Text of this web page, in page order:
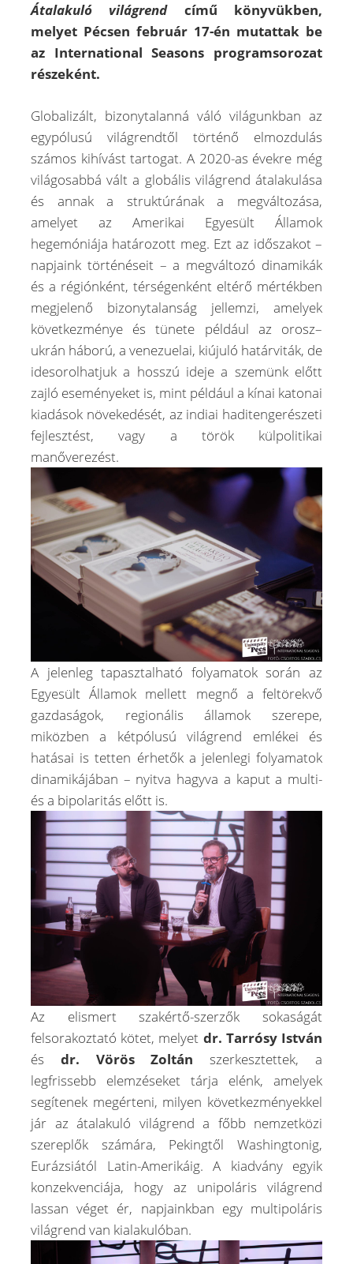
Átalakuló világrendcímű könyvükben,
melyet Pécsen február 17-én mutattak be
az International Seasons programsorozat
részeként.
Globalizált, bizonytalanná váló világunkban az
egypólusú világrendtől történő elmozdulás
számos kihívást tartogat. A 2020-as évekre még
világosabbá vált a globális világrend átalakulása
és annak a struktúrának a megváltozása,
amelyet az Amerikai Egyesült Államok
hegemóniája határozott meg. Ezt az időszakot –
napjaink történéseit – a megváltozó dinamikák
és a régiónként, térségenként eltérő mértékben
megjelenő bizonytalanság jellemzi, amelyek
következménye és tünete például az orosz–
ukrán háború, a venezuelai, kiújuló határviták, de
idesorolhatjuk a hosszú ideje a szemünk előtt
zajló eseményeket is, mint például a kínai katonai
kiadások növekedését, az indiai haditengerészeti
fejlesztést, vagy a török külpolitikai
manőverezést.
A jelenleg tapasztalható folyamatok során az
Egyesült Államok mellett megnő a feltörekvő
gazdaságok, regionális államok szerepe,
miközben a kétpólusú világrend emlékei és
hatásai is tetten érhetők a jelenlegi folyamatok
dinamikájában – nyitva hagyva a kaput a multi-
és a bipolaritás előtt is.
Az elismert szakértő-szerzők sokaságát
felsorakoztató kötet, melyet dr. Tarrósy István
és dr. Vörös Zoltán szerkesztettek, a
legfrissebb elemzéseket tárja elénk, amelyek
segítenek megérteni, milyen következményekkel
jár az átalakuló világrend a főbb nemzetközi
szereplők számára, Pekingtől Washingtonig,
Eurázsiától Latin-Amerikáig. A kiadvány egyik
konzekvenciája, hogy az unipoláris világrend
lassan véget ér, napjainkban egy multipoláris
világrend van kialakulóban.